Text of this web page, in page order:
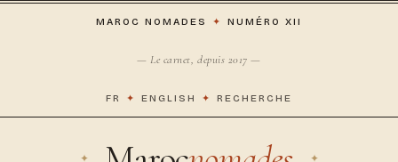
MAROC NOMADES ✦ NUMÉRO XII
— Le carnet, depuis 2017 —
FR ✦ ENGLISH ✦ RECHERCHE